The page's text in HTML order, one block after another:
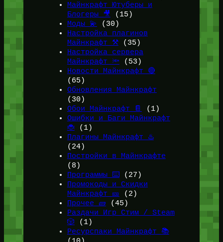
Майнкрафт Ютуберы и
Блогеры 🎥
(15)
Моды 💫
(30)
Настройка плагинов
Майнкрафт ⚒️(35)
Настройка сервера
Майнкрафт 🔦 (53)
Новости Майнкрафт 🔴
(65)
Обновления Майнкрафт
(30)
Обои Майнкрафт 📔
(1)
Ошибки и Баги Майнкрафт
🐞(1)
Плагины Майнкрафт ♨️
(24)
Постройки в Майнкрафте
(8)
Программы ⌨️ (27)
Промокоды и Скидки
Майнкрафт 🎫
(2)
Прочее 🧱 (45)
Раздачи Игр Стим / Steam
🎲 (1)
Ресурспаки Майнкрафт 📚